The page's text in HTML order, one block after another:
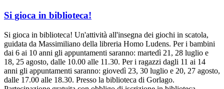
Si gioca in biblioteca!
Si gioca in biblioteca! Un'attività all'insegna dei giochi in scatola,
guidata da Massimiliano della libreria Homo Ludens. Per i bambini
dai 6 ai 10 anni gli appuntamenti saranno: martedì 21, 28 luglio e
18, 25 agosto, dalle 10.00 alle 11.30. Per i ragazzi dagli 11 ai 14
anni gli appuntamenti saranno: giovedì 23, 30 luglio e 20, 27 agosto,
dalle 17.00 alle 18.30. Presso la biblioteca di Gorlago.